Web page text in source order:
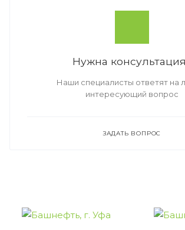
Нужна
Наши специалисты ответят на
интересующий вопрос
ЗАДАТЬ ВОПРОС